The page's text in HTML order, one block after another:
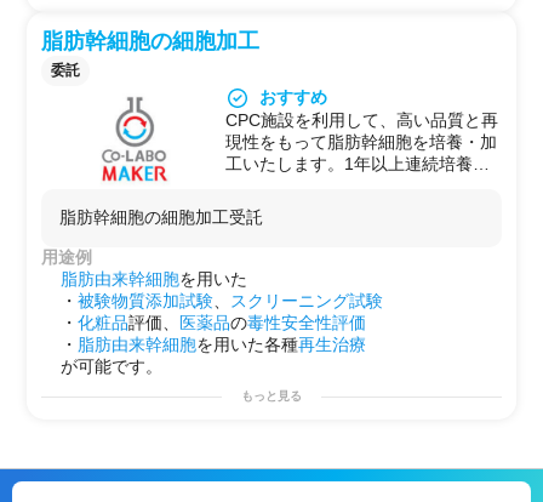
を施すため、弊社連携機関にて長期
保存が可能です。
・ELISAによる活性の測定、サイト
カイン産出や各種ホルモンの評価
・フローサイトメーターによる解
析・ソーティング
やヒト検体まで各種実験事例に対応
※「再生医療等安全性確保法」にて
規定される各種申請業務についての
サポートもさせて頂きます。
脂肪幹細胞の細胞加工
委託
おすすめ
CPC施設を利用して、高い品質と再
現性をもって脂肪幹細胞を培養・加
工いたします。1年以上連続培養も
【提供試験のポイント】
無血清培地使用、多様な細胞種類の
合わせた試験内容をご提案致しま
す。
独自のネットワークにより基礎研究
だけでなく大学やクリニックと連携
出・培養が可能です。
培養後は凍結加工を施すため、弊社
脂肪幹細胞の細胞加工受託
用途例
脂肪由来幹細胞を用いた
・被験物質添加試験、 スクリーニング試験
・化粧品評価、 医薬品の毒性安全性評価
・ 脂肪由来幹細胞を用いた各種再生治療
が可能です。
もっと見る